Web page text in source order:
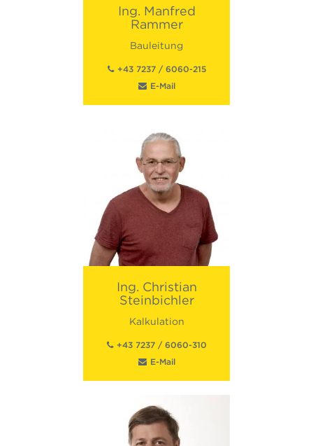
Ing. Manfred
Rammer
Bauleitung
+43 7237 / 6060-215
E-Mail
Ing. Christian
Steinbichler
Kalkulation
+43 7237 / 6060-310
E-Mail